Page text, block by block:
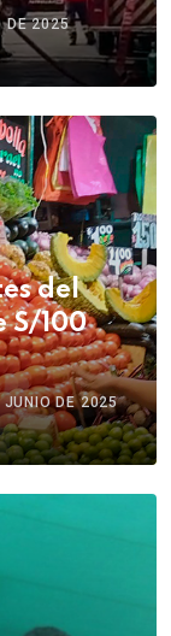
DE 2025
del
S/100
DE 2025